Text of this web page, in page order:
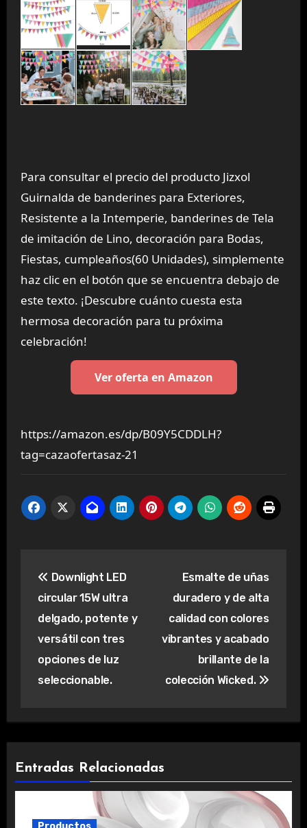
Para consultar el precio del producto Jizxol
Guirnalda de banderines para Exteriores,
Resistente a la Intemperie, banderines de Tela
de imitación de Lino, decoración para Bodas,
Fiestas, cumpleaños(60 Unidades), simplemente
haz clic en el botón que se encuentra debajo de
este texto. ¡Descubre cuánto cuesta esta
hermosa decoración para tu próxima
celebración!
Ver oferta en Amazon
https://amazon.es/dp/B09Y5CDDLH?
tag=cazaofertasaz-21
de
entradas
Downlight LED
circular 15W ultra
delgado, potente y
versátil con tres
opciones de luz
seleccionable.
Esmalte de uñas
duradero y de alta
calidad con colores
vibrantes y acabado
brillante de la
colección Wicked.
Entradas Relacionadas